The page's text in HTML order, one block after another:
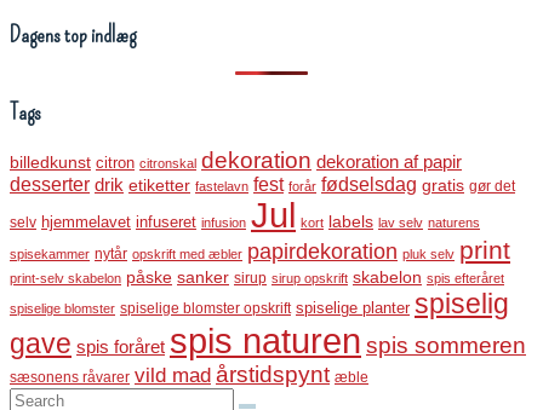
Dagens top indlæg
Tags
billedkunst citron citronskal dekoration dekoration af papir
desserter drik etiketter fastelavn fest forår fødselsdag gratis gør det
selv hjemmelavet infuseret infusion Jul kort labels lav selv naturens
spisekammer nytår opskrift med æbler papirdekoration pluk selv print
print-selv skabelon påske sanker sirup sirup opskrift skabelon spis efteråret
spiselige blomster spiselige blomster opskrift spiselige planter spiselig
gave spis foråret spis naturen spis sommeren
sæsonens råvarer vild mad årstidspynt æble
Search: